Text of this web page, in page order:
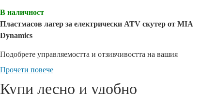
до
54,76 лв.
В наличност
Пластмасов лагер за електрически ATV скутер от MIA
Dynamics
Подобрете управляемостта и отзивчивостта на вашия
електрически ATV скутер с пластмасови лагери от MIA
ефективно завиване, като намалява триенето между движещите
Прочети повече
Купи лесно и удобно